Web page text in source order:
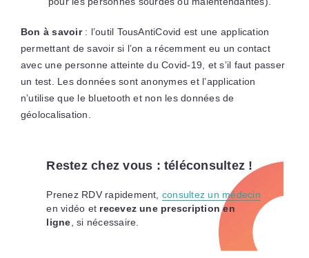
Bon à savoir: l’outil TousAntiCovid est une application
permettant de savoir si l’on a récemment eu un contact
avec une personne atteinte du Covid-19, et s’il faut passer
un test. Les données sont anonymes et l’application
n’utilise que le bluetooth et non les données de
géolocalisation.
Restez chez vous : téléconsultez !
Prenez RDV rapidement, consultez un médecin
en vidéo et recevez une prescription en
ligne, si nécessaire.